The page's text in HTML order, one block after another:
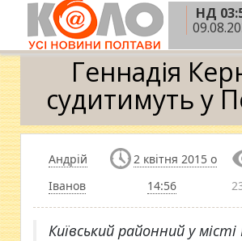
НД
Головна » Новини » Кримінал
Кернеса судитимуть у Полтаві
Геннадія
судитимуть у
Андрій
Іванов
2 квітня 2015 о
14:56
Київський районний у